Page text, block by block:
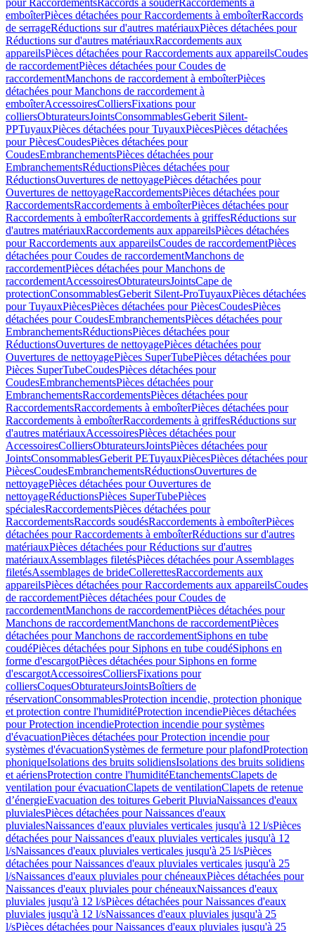
pour RaccordementsRaccords à souderRaccordements à
emboîterPièces détachées pour Raccordements à emboîterRaccords
de serrageRéductions sur d'autres matériauxPièces détachées pour
Réductions sur d'autres matériauxRaccordements aux
appareilsPièces détachées pour Raccordements aux appareilsCoudes
de raccordementPièces détachées pour Coudes de
raccordementManchons de raccordement à emboîterPièces
détachées pour Manchons de raccordement à
emboîterAccessoiresColliersFixations pour
colliersObturateursJointsConsommablesGeberit Silent-
PPTuyauxPièces détachées pour TuyauxPiècesPièces détachées
pour PiècesCoudesPièces détachées pour
CoudesEmbranchementsPièces détachées pour
EmbranchementsRéductionsPièces détachées pour
RéductionsOuvertures de nettoyagePièces détachées pour
Ouvertures de nettoyageRaccordementsPièces détachées pour
RaccordementsRaccordements à emboîterPièces détachées pour
Raccordements à emboîterRaccordements à griffesRéductions sur
d'autres matériauxRaccordements aux appareilsPièces détachées
pour Raccordements aux appareilsCoudes de raccordementPièces
détachées pour Coudes de raccordementManchons de
raccordementPièces détachées pour Manchons de
raccordementAccessoiresObturateursJointsCape de
protectionConsommablesGeberit Silent-ProTuyauxPièces détachées
pour TuyauxPiècesPièces détachées pour PiècesCoudesPièces
détachées pour CoudesEmbranchementsPièces détachées pour
EmbranchementsRéductionsPièces détachées pour
RéductionsOuvertures de nettoyagePièces détachées pour
Ouvertures de nettoyagePièces SuperTubePièces détachées pour
Pièces SuperTubeCoudesPièces détachées pour
CoudesEmbranchementsPièces détachées pour
EmbranchementsRaccordementsPièces détachées pour
RaccordementsRaccordements à emboîterPièces détachées pour
Raccordements à emboîterRaccordements à griffesRéductions sur
d'autres matériauxAccessoiresPièces détachées pour
AccessoiresColliersObturateursJointsPièces détachées pour
JointsConsommablesGeberit PETuyauxPiècesPièces détachées pour
PiècesCoudesEmbranchementsRéductionsOuvertures de
nettoyagePièces détachées pour Ouvertures de
nettoyageRéductionsPièces SuperTubePièces
spécialesRaccordementsPièces détachées pour
RaccordementsRaccords soudésRaccordements à emboîterPièces
détachées pour Raccordements à emboîterRéductions sur d'autres
matériauxPièces détachées pour Réductions sur d'autres
matériauxAssemblages filetésPièces détachées pour Assemblages
filetésAssemblages de brideCollerettesRaccordements aux
appareilsPièces détachées pour Raccordements aux appareilsCoudes
de raccordementPièces détachées pour Coudes de
raccordementManchons de raccordementPièces détachées pour
Manchons de raccordementManchons de raccordementPièces
détachées pour Manchons de raccordementSiphons en tube
coudéPièces détachées pour Siphons en tube coudéSiphons en
forme d'escargotPièces détachées pour Siphons en forme
d'escargotAccessoiresColliersFixations pour
colliersCoquesObturateursJointsBoîtiers de
réservationConsommablesProtection incendie, protection phonique
et protection contre l'humiditéProtection incendiePièces détachées
pour Protection incendieProtection incendie pour systèmes
d'évacuationPièces détachées pour Protection incendie pour
systèmes d'évacuationSystèmes de fermeture pour plafondProtection
phoniqueIsolations des bruits solidiensIsolations des bruits solidiens
et aériensProtection contre l'humiditéEtanchementsClapets de
ventilation pour évacuationClapets de ventilationClapets de retenue
d’énergieEvacuation des toitures Geberit PluviaNaissances d'eaux
pluvialesPièces détachées pour Naissances d'eaux
pluvialesNaissances d'eaux pluviales verticales jusqu'à 12 l/sPièces
détachées pour Naissances d'eaux pluviales verticales jusqu'à 12
l/sNaissances d'eaux pluviales verticales jusqu'à 25 l/sPièces
détachées pour Naissances d'eaux pluviales verticales jusqu'à 25
l/sNaissances d'eaux pluviales pour chéneauxPièces détachées pour
Naissances d'eaux pluviales pour chéneauxNaissances d'eaux
pluviales jusqu'à 12 l/sPièces détachées pour Naissances d'eaux
pluviales jusqu'à 12 l/sNaissances d'eaux pluviales jusqu'à 25
l/sPièces détachées pour Naissances d'eaux pluviales jusqu'à 25